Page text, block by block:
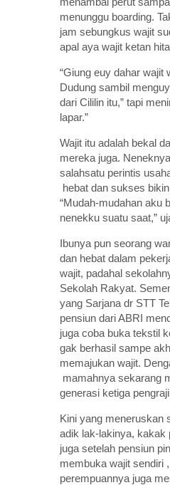
menunggu boarding.
jam sebungkus wajit
apal aya wajit ketan
“Giung euy dahar wajit
Dudung sambil
dari Cililin itu,” tapi
lapar.”
Wajit itu adalah bekal
mereka juga.
salahsatu perintis
hebat dan sukses
“Mudah-mudahan aku
nenekku suatu saat,”
Ibunya pun seorang
dan hebat dalam
wajit, padahal
Sekolah Rakyat.
yang Sarjana dr STT
pensiun dari ABRI
juga coba buka tekstil
gak berhasil sampe
memajukan wajit.
mamahnya sekarang
generasi ketiga
Kini yang meneruskan
adik lak-lakinya, kakak
juga setelah pensiun
membuka wajit sendiri
perempuannya juga